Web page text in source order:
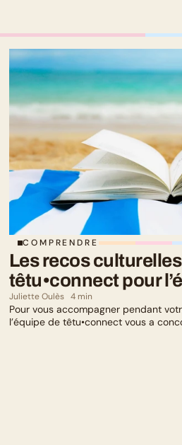
COMPRENDRE
Les recos culturelles
têtu•connect pour
Juliette Oulès 4 min
Pour vous accompagner pendant
l’équipe de têtu•connect vous a concocté une petite